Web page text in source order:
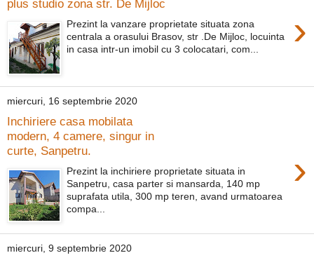
plus studio zona str. De Mijloc
›
Prezint la vanzare proprietate situata zona
centrala a orasului Brasov, str .De Mijloc, locuinta
in casa intr-un imobil cu 3 colocatari, com...
miercuri, 16 septembrie 2020
Inchiriere casa mobilata
modern, 4 camere, singur in
curte, Sanpetru.
›
Prezint la inchiriere proprietate situata in
Sanpetru, casa parter si mansarda, 140 mp
suprafata utila, 300 mp teren, avand urmatoarea
compa...
miercuri, 9 septembrie 2020